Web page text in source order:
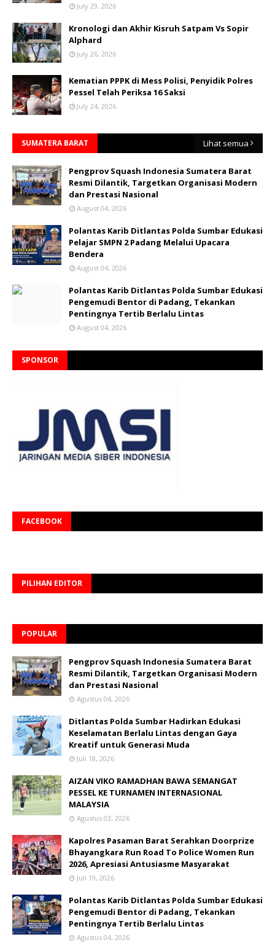
July 29, 2026
Kronologi dan Akhir Kisruh Satpam Vs Sopir
Alphard
July 26, 2026
Kematian PPPK di Mess Polisi, Penyidik Polres
Pessel Telah Periksa 16 Saksi
July 24, 2026
SUMATERA BARAT Lihat semua
Pengprov Squash Indonesia Sumatera Barat
Resmi Dilantik, Targetkan Organisasi Modern
dan Prestasi Nasional
August 04, 2026
Polantas Karib Ditlantas Polda Sumbar Edukasi
Pelajar SMPN 2 Padang Melalui Upacara
Bendera
August 04, 2026
Polantas Karib Ditlantas Polda Sumbar Edukasi
Pengemudi Bentor di Padang, Tekankan
Pentingnya Tertib Berlalu Lintas
August 04, 2026
SPONSOR
FACEBOOK
PILIHAN EDITOR
POPULAR
Pengprov Squash Indonesia Sumatera Barat
Resmi Dilantik, Targetkan Organisasi Modern
dan Prestasi Nasional
Agustus 04, 2026
Ditlantas Polda Sumbar Hadirkan Edukasi
Keselamatan Berlalu Lintas dengan Gaya
Kreatif untuk Generasi Muda
Juli 18, 2026
AIZAN VIKO RAMADHAN BAWA SEMANGAT
PESSEL KE TURNAMEN INTERNASIONAL
MALAYSIA
Agustus 03, 2026
Kapolres Pasaman Barat Serahkan Doorprize
Bhayangkara Run Road To Police Women Run
2026, Apresiasi Antusiasme Masyarakat
Juli 19, 2026
Polantas Karib Ditlantas Polda Sumbar Edukasi
Pengemudi Bentor di Padang, Tekankan
Pentingnya Tertib Berlalu Lintas
Agustus 04, 2026